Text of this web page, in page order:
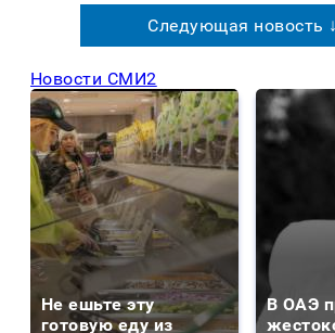
Следующая новость ↓
Новости СМИ2
Не ешьте эту
готовую еду из
В ОАЭ